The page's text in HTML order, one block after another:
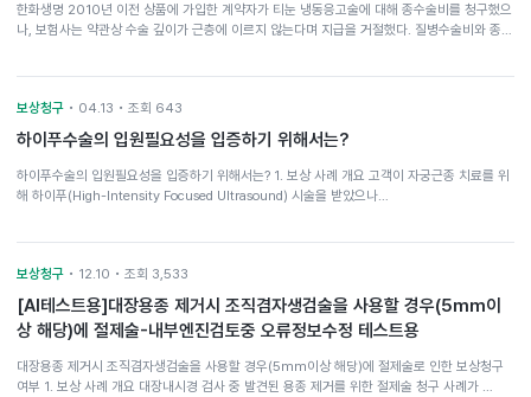
한화생명 2010년 이전 상품에 가입한 계약자가 티눈 냉동응고술에 대해 종수술비를 청구했으
나, 보험사는 약관상 수술 깊이가 근층에 이르지 않는다며 지급을 거절했다. 질병수술비와 종…
보상청구 • 04.13 • 조회 643
하이푸수술의 입원필요성을 입증하기 위해서는?
하이푸수술의 입원필요성을 입증하기 위해서는? 1. 보상 사례 개요 고객이 자궁근종 치료를 위
해 하이푸(High-Intensity Focused Ultrasound) 시술을 받았으나…
보상청구 • 12.10 • 조회 3,533
[AI테스트용]대장용종 제거시 조직겸자생검술을 사용할 경우(5mm이
상 해당)에 절제술-내부엔진검토중 오류정보수정 테스트용
대장용종 제거시 조직겸자생검술을 사용할 경우(5mm이상 해당)에 절제술로 인한 보상청구
여부 1. 보상 사례 개요 대장내시경 검사 중 발견된 용종 제거를 위한 절제술 청구 사례가 …